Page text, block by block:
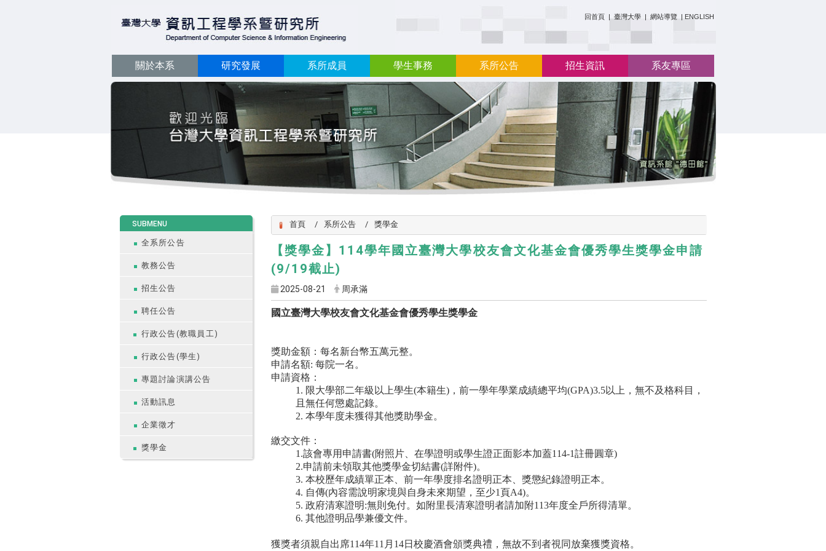
回首頁 | 臺灣大學 | 網站導覽 | ENGLISH
關於本系 研究發展 系所成員 學生事務 系所公告 招生資訊 系友專區
SUBMENU
全系所公告
教務公告
招生公告
聘任公告
行政公告(教職員工)
行政公告(學生)
專題討論演講公告
活動訊息
企業徵才
獎學金
首頁 系所公告 獎學金
【獎學金】114學年國立臺灣大學校友會文化基金會優秀學生獎學金申請
(9/19截止)
2025-08-21 周承滿
國立臺灣大學校友會文化基金會優秀學生獎學金
獎助金額：每名新台幣五萬元整。
申請名額: 每院一名。
申請資格：
1. 限大學部二年級以上學生(本籍生)，前一學年學業成績總平均(GPA)3.5以上，無不及格科目，
且無任何懲處記錄。
2. 本學年度未獲得其他獎助學金。
繳交文件：
1.該會專用申請書(附照片、在學證明或學生證正面影本加蓋114-1註冊圓章)
2.申請前未領取其他獎學金切結書(詳附件)。
3. 本校歷年成績單正本、前一年學度排名證明正本、獎懲紀錄證明正本。
4. 自傳(內容需說明家境與自身未來期望，至少1頁A4)。
5. 政府清寒證明:無則免付。如附里長清寒證明者請加附113年度全戶所得清單。
6. 其他證明品學兼優文件。
獲獎者須親自出席114年11月14日校慶酒會頒獎典禮，無故不到者視同放棄獲獎資格。